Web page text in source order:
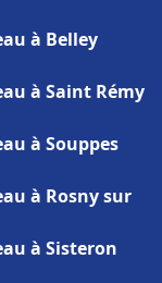
à Belley
à Saint Rémy
à Souppes
à Rosny sur
à Sisteron